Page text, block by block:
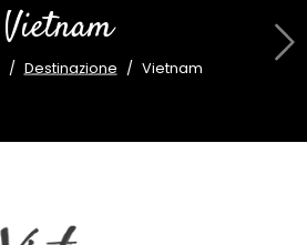
Vietnam
Destinazione Vietnam